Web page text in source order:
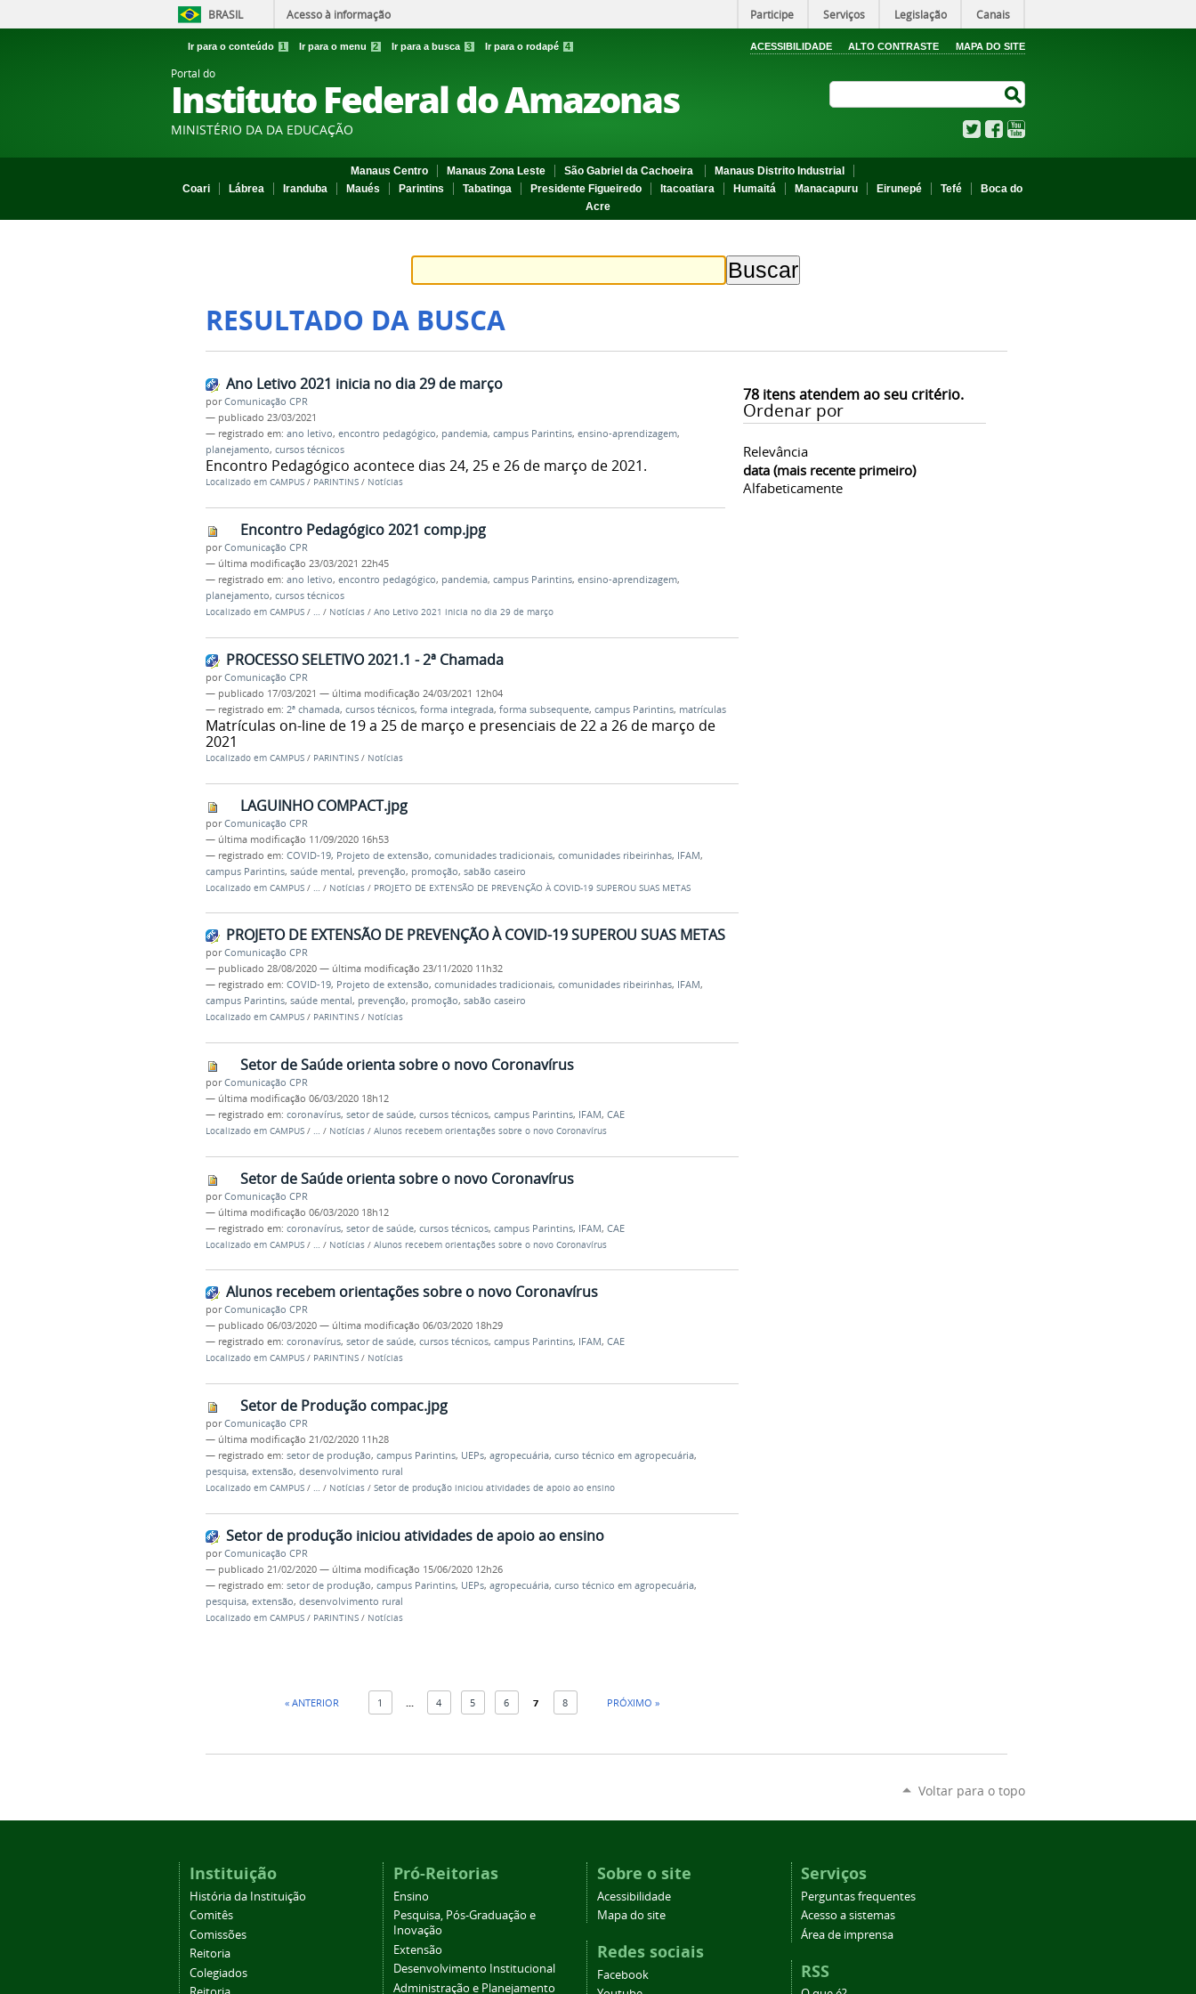
BRASIL Acesso à informação Participe Serviços Legislação Canais
Ir para o conteúdo 1 Ir para o menu 2 Ir para a busca 3 Ir para o rodapé 4 ACESSIBILIDADE ALTO CONTRASTE MAPA DO SITE
Portal do
Instituto Federal do Amazonas
MINISTÉRIO DA DA EDUCAÇÃO TwitterFacebook
Manaus Centro Manaus Zona Leste São Gabriel da Cachoeira
Manaus Distrito Industrial
Coari
Lábrea Iranduba Maués Parintins Tabatinga Presidente Figueiredo Itacoatiara Humaitá Manacapuru Eirunepé Tefé
Boca do
Acre
RESULTADO DA BUSCA
78itens atendem ao seu critério.
Ordenar por
Relevância
data (mais recente primeiro)
Alfabeticamente
Ano Letivo 2021 inicia no dia 29 de março
porComunicação CPR
— publicado 23/03/2021
— registrado em: ano letivo, encontro pedagógico, pandemia, campus Parintins, ensino-aprendizagem,
planejamento, cursos técnicos
Encontro Pedagógico acontece dias 24, 25 e 26 de março de 2021.
Localizado em CAMPUS / PARINTINS / Notícias
Encontro Pedagógico 2021 comp.jpg
porComunicação CPR
— última modificação 23/03/2021 22h45
— registrado em: ano letivo, encontro pedagógico, pandemia, campus Parintins, ensino-aprendizagem,
planejamento, cursos técnicos
Localizado em CAMPUS / … / Notícias / Ano Letivo 2021 inicia no dia 29 de março
PROCESSO SELETIVO 2021.1 - 2ª Chamada
porComunicação CPR
— publicado 17/03/2021 — última modificação 24/03/2021 12h04
— registrado em: 2ª chamada, cursos técnicos, forma integrada, forma subsequente, campus Parintins, matrículas
Matrículas on-line de 19 a 25 de março e presenciais de 22 a 26 de março de
2021
Localizado em CAMPUS / PARINTINS / Notícias
LAGUINHO COMPACT.jpg
porComunicação CPR
— última modificação 11/09/2020 16h53
— registrado em: COVID-19, Projeto de extensão, comunidades tradicionais, comunidades ribeirinhas, IFAM,
campus Parintins, saúde mental, prevenção, promoção, sabão caseiro
Localizado em CAMPUS / / Notícias / PROJETO DE EXTENSÃO DE PREVENÇÃO À COVID-19 SUPEROU SUAS METAS
PROJETO DE EXTENSÃO DE PREVENÇÃO À COVID-19 SUPEROU SUAS METAS
porComunicação CPR
— publicado 28/08/2020 — última modificação 23/11/2020 11h32
— registrado em: COVID-19, Projeto de extensão, comunidades tradicionais, comunidades ribeirinhas, IFAM,
campus Parintins, saúde mental, prevenção, promoção, sabão caseiro
Localizado em CAMPUS / PARINTINS / Notícias
Setor de Saúde orienta sobre o novo Coronavírus
porComunicação CPR
— última modificação 06/03/2020 18h12
— registrado em: coronavírus, setor de saúde, cursos técnicos, campus Parintins, IFAM, CAE
Localizado em CAMPUS / … / Notícias / Alunos recebem orientações sobre o novo Coronavírus
Setor de Saúde orienta sobre o novo Coronavírus
porComunicação CPR
— última modificação 06/03/2020 18h12
— registrado em: coronavírus, setor de saúde, cursos técnicos, campus Parintins, IFAM, CAE
Localizado em CAMPUS / … / Notícias / Alunos recebem orientações sobre o novo Coronavírus
Alunos recebem orientações sobre o novo Coronavírus
porComunicação CPR
— publicado 06/03/2020 — última modificação 06/03/2020 18h29
— registrado em: coronavírus, setor de saúde, cursos técnicos, campus Parintins, IFAM, CAE
Localizado em CAMPUS / PARINTINS / Notícias
Setor de Produção compac.jpg
porComunicação CPR
— última modificação 21/02/2020 11h28
— registrado em: setor de produção, campus Parintins, UEPs, agropecuária, curso técnico em agropecuária,
pesquisa, extensão, desenvolvimento rural
Localizado em CAMPUS / … / Notícias / Setor de produção iniciou atividades de apoio ao ensino
Setor de produção iniciou atividades de apoio ao ensino
porComunicação CPR
— publicado 21/02/2020 — última modificação 15/06/2020 12h26
— registrado em: setor de produção, campus Parintins, UEPs, agropecuária, curso técnico em agropecuária,
pesquisa, extensão, desenvolvimento rural
Localizado em CAMPUS / PARINTINS / Notícias
« ANTERIOR 1 4 5 6 7 8 PRÓXIMO »
Voltar para o topo
Instituição
História da Instituição
Comitês
Comissões
Reitoria
Colegiados
Pró-Reitorias
Ensino
Pesquisa, Pós-Graduação e
Inovação
Extensão
Desenvolvimento Institucional
Administração e Planejamento
Sobre o site
Acessibilidade
Mapa do site
Redes sociais
Facebook
Serviços
Perguntas frequentes
Acesso a sistemas
Área de imprensa
RSS